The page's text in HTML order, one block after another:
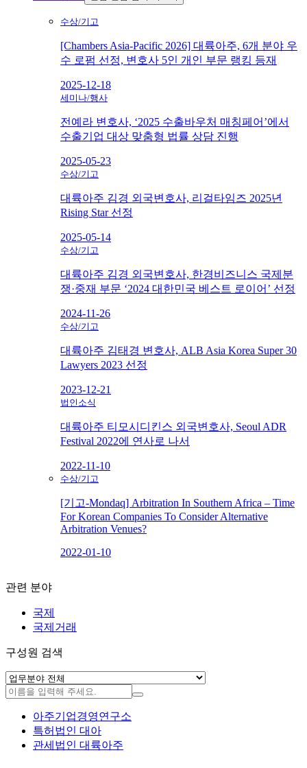
수상/기고
[Chambers Asia-Pacific 2026] 대륙아주, 6개 분야 우
수 로펌 선정, 변호사 5인 개인 부문 랭킹 등재
2025-12-18
세미나/행사
전예라 변호사, ‘2025 수출바우처 매칭페어’에서
수출기업 대상 맞춤형 법률 상담 진행
2025-05-23
수상/기고
대륙아주 김경 외국변호사, 리걸타임즈 2025년
Rising Star 선정
2025-05-14
수상/기고
대륙아주 김경 외국변호사, 한경비즈니스 국제분
쟁·중재 부문 ‘2024 대한민국 베스트 로이어’ 선정
2024-11-26
수상/기고
대륙아주 김태경 변호사, ALB Asia Korea Super 30
Lawyers 2023 선정
2023-12-21
법인소식
대륙아주 티모시디킨스 외국변호사, Seoul ADR
Festival 2022에 연사로 나서
2022-11-10
수상/기고
[기고-Mondaq] Arbitration In Southern Africa – Time
For Korean Companies To Consider Alternative
Arbitration Venues?
2022-01-10
관련 분야
국제
국제거래
구성원 검색
아주기업경영연구소
특허법인 대아
관세법인 대륙아주